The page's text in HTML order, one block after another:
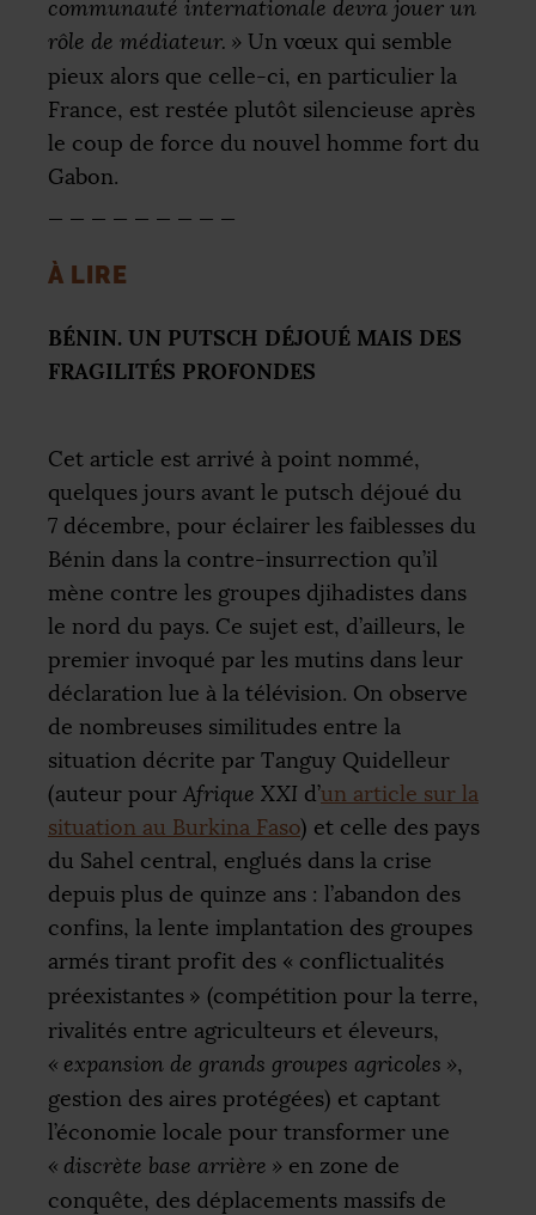
communauté internationale devra jouer un
rôle de médiateur. » Un vœux qui semble
pieux alors que celle-ci, en particulier la
France, est restée plutôt silencieuse après
le coup de force du nouvel homme fort du
Gabon.
À LIRE
BÉNIN. UN PUTSCH DÉJOUÉ MAIS DES
FRAGILITÉS PROFONDES
Cet article est arrivé à point nommé,
quelques jours avant le putsch déjoué du
7 décembre, pour éclairer les faiblesses du
Bénin dans la contre-insurrection qu’il
mène contre les groupes djihadistes dans
le nord du pays. Ce sujet est, d’ailleurs, le
premier invoqué par les mutins dans leur
déclaration lue à la télévision. On observe
de nombreuses similitudes entre la
situation décrite par Tanguy Quidelleur
(auteur pour Afrique XXI d’un article sur la
situation au Burkina Faso) et celle des pays
du Sahel central, englués dans la crise
depuis plus de quinze ans : l’abandon des
confins, la lente implantation des groupes
armés tirant profit des « conflictualités
préexistantes » (compétition pour la terre,
rivalités entre agriculteurs et éleveurs,
« expansion de grands groupes agricoles »,
gestion des aires protégées) et captant
l’économie locale pour transformer une
« discrète base arrière » en zone de
conquête, des déplacements massifs de